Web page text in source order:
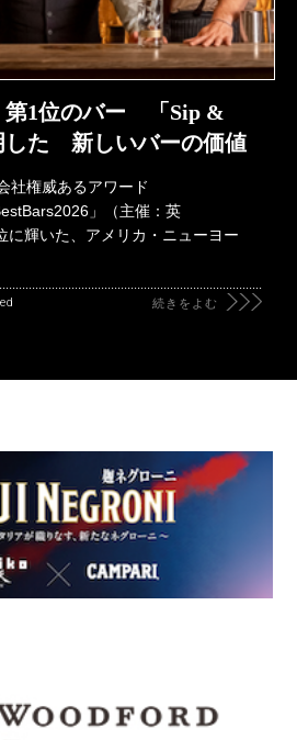
第1位のバー 「Sip &
した 新しいバーの価値
社権威あるアワード
」（主催：英
に輝いた、アメリカ・ニューヨー
続きをよむ